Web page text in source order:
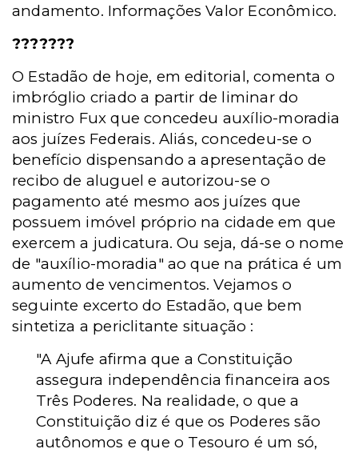
andamento. Informações Valor Econômico.
???????
O Estadão de hoje, em editorial, comenta o
imbróglio criado a partir de liminar do
ministro Fux que concedeu auxílio-moradia
aos juízes Federais. Aliás, concedeu-se o
benefício dispensando a apresentação de
recibo de aluguel e autorizou-se o
pagamento até mesmo aos juízes que
possuem imóvel próprio na cidade em que
exercem a judicatura. Ou seja, dá-se o nome
de "auxílio-moradia" ao que na prática é um
aumento de vencimentos. Vejamos o
seguinte excerto do Estadão, que bem
sintetiza a periclitante situação :
"A Ajufe afirma que a Constituição
assegura independência financeira aos
Três Poderes. Na realidade, o que a
Constituição diz é que os Poderes são
autônomos e que o Tesouro é um só,